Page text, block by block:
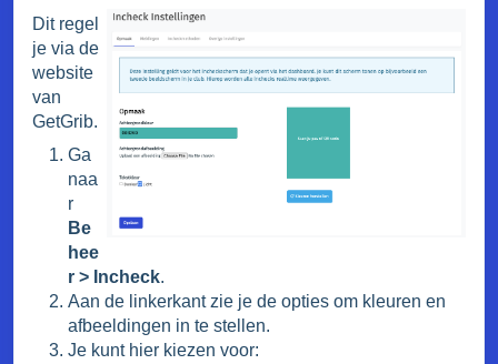
Dit regel
je via de
website
van
GetGrib.
Ga
naa
r
Be
hee
r > Incheck.
Aan de linkerkant zie je de opties om kleuren en
afbeeldingen in te stellen.
Je kunt hier kiezen voor: